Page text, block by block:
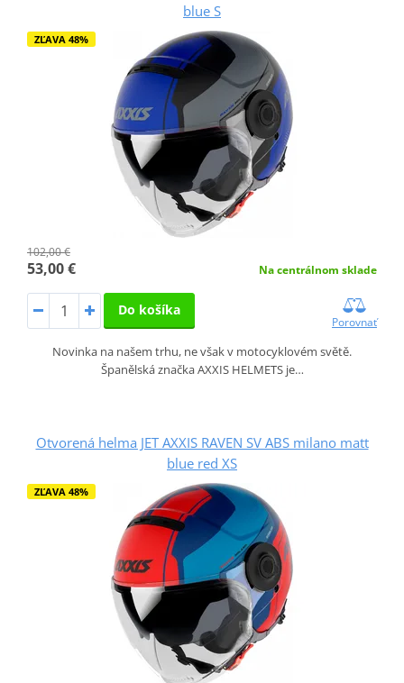
blue S
ZĽAVA 48%
102,00 €
53,00 € Na centrálnom sklade
Do košíka
Porovnať
Novinka na našem trhu, ne však v motocyklovém světě.
Španělská značka AXXIS HELMETS je…
Otvorená helma JET AXXIS RAVEN SV ABS milano matt
blue red XS
ZĽAVA 48%